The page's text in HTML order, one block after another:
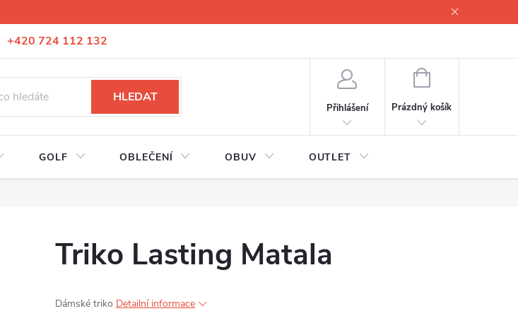
+420 724 112 132
Úprava lyžáků na míru
HLEDAT
Přihlášení
NÁKUPNÍ
Prázdný košík
GOLF OBLEČENÍ OBUV OUTLET
Triko Lasting Matala
Dámské triko Detailní informace